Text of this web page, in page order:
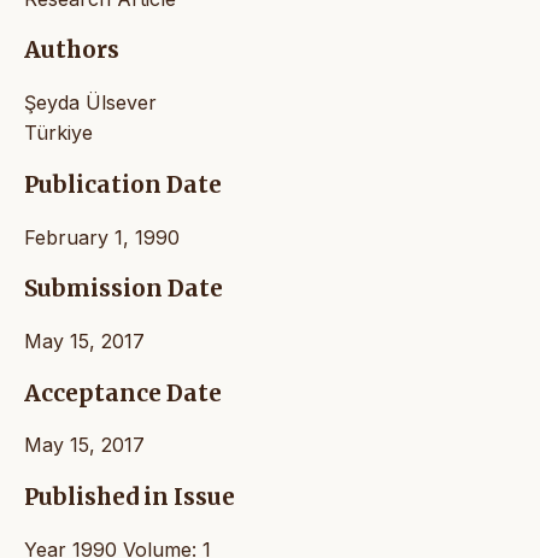
Authors
Şeyda Ülsever
Türkiye
Publication Date
February 1, 1990
Submission Date
May 15, 2017
Acceptance Date
May 15, 2017
Published in Issue
Year 1990 Volume: 1